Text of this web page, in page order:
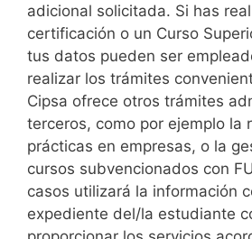
adicional solicitada. Si has
certificación o un Curso
tus datos pueden ser
realizar los trámites
Cipsa ofrece otros trámites
terceros, como por ejemplo la
prácticas en empresas, o la
cursos subvencionados con
casos utilizará la información
expediente del/la estudiante